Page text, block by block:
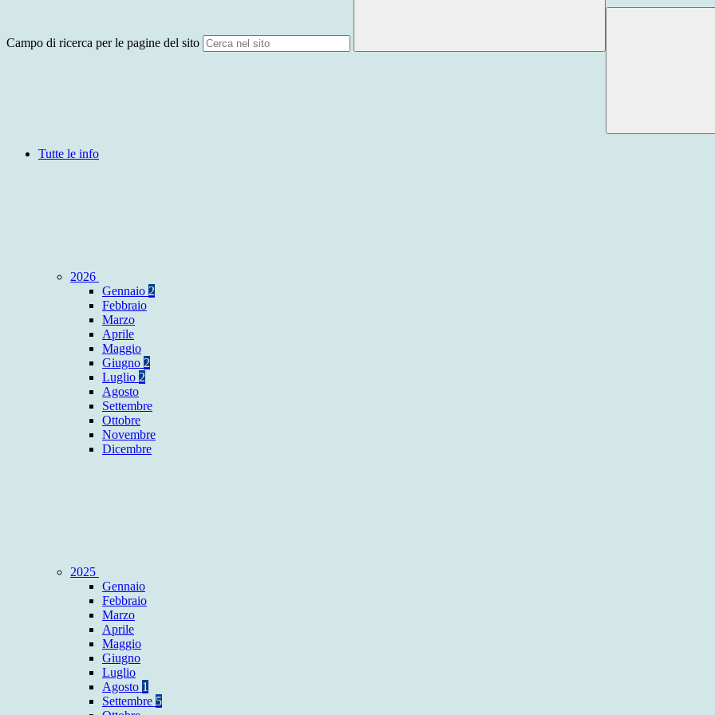
Campo di ricerca per le pagine del sito
Tutte le info
2026
Gennaio 2
Febbraio
Marzo
Aprile
Maggio
Giugno 2
Luglio 2
Agosto
Settembre
Ottobre
Novembre
Dicembre
2025
Gennaio
Febbraio
Marzo
Aprile
Maggio
Giugno
Luglio
Agosto 1
Settembre 5